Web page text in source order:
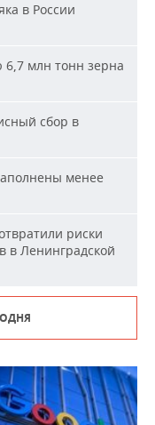
в России
6,7 млн тонн зерна
сбор в
менее
риски
в Ленинградской